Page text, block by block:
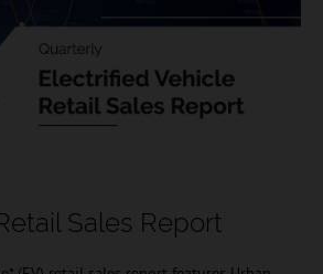
Sales Report